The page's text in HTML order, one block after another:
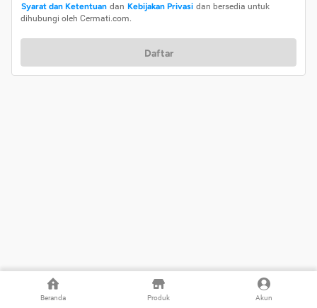
Beranda Produk Akun
Syarat dan Ketentuan dan Kebijakan Privasi dan bersedia untuk
dihubungi oleh Cermati.com.
Daftar